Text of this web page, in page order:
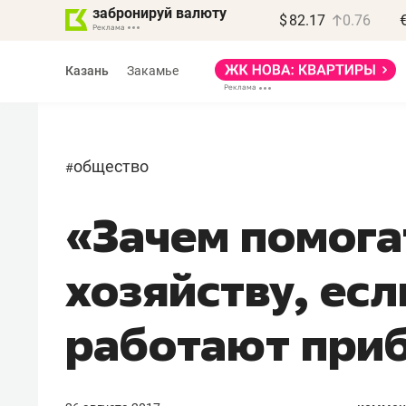
забронируй валюту $ 82.17 0.76
Казань Закамье
#общество
«Зачем
хозяйству,
работают